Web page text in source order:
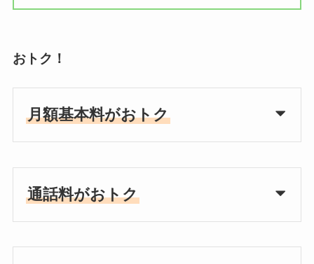
おトク！
月額基本料がおトク
通話料がおトク